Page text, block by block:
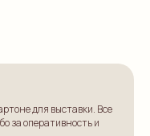
для выставки. Все
за оперативность и